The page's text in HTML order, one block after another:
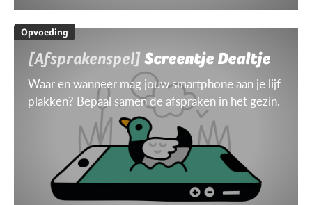
Opvoeding
[Afsprakenspel]Screentje Dealtje
Waar en wanneer mag jouw smartphone aan je lijf
plakken? Bepaal samen de afspraken in het gezin.